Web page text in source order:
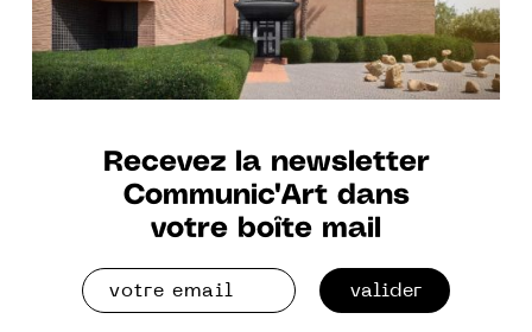
Recevez la newsletter
Communic'Art dans
votre boîte mail
valider